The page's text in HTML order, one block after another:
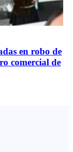
en robo de
comercial de